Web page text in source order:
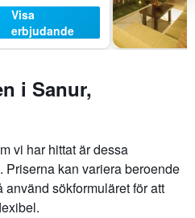
Visa
erbjudande
i Sanur,
vi har hittat är dessa
Priserna kan variera beroende
sökformuläret för att